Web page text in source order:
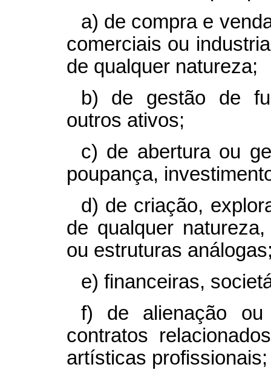
a) de compra e
comerciais ou
de qualquer natureza;
b) de gestão de
outros ativos;
c) de abertura ou
poupança,
d) de criação,
de qualquer
ou estruturas
e) financeiras,
f) de alienação ou
contratos
artísticas profissionais;